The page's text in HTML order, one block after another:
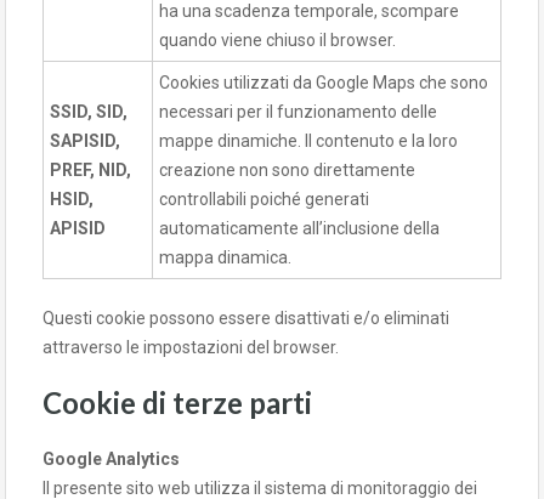
ha una scadenza temporale, scompare
quando viene chiuso il browser.
SSID, SID,
SAPISID,
PREF, NID,
HSID,
APISID
Cookies utilizzati da Google Maps che sono
necessari per il funzionamento delle
mappe dinamiche. Il contenuto e la loro
creazione non sono direttamente
controllabili poiché generati
automaticamente all’inclusione della
mappa dinamica.
Questi cookie possono essere disattivati e/o eliminati
attraverso le impostazioni del browser.
Cookie di terze parti
Google Analytics
Il presente sito web utilizza il sistema di monitoraggio dei